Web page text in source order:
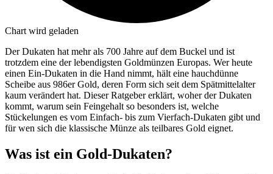
Chart wird geladen
Der Dukaten hat mehr als 700 Jahre auf dem Buckel und ist
trotzdem eine der lebendigsten Goldmünzen Europas. Wer heute
einen Ein-Dukaten in die Hand nimmt, hält eine hauchdünne
Scheibe aus 986er Gold, deren Form sich seit dem Spätmittelalter
kaum verändert hat. Dieser Ratgeber erklärt, woher der Dukaten
kommt, warum sein Feingehalt so besonders ist, welche
Stückelungen es vom Einfach- bis zum Vierfach-Dukaten gibt und
für wen sich die klassische Münze als teilbares Gold eignet.
Was ist ein Gold-Dukaten?